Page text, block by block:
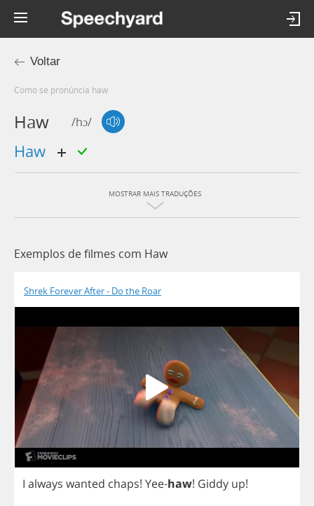
Voltar
Como se pronúncia haw
Haw /hɔ/
haw
MOSTRAR MAIS TRADUÇÕES
Exemplos de filmes com Haw
Shrek Forever After - Do the Roar
I always wanted chaps! Yee-haw! Giddy up!